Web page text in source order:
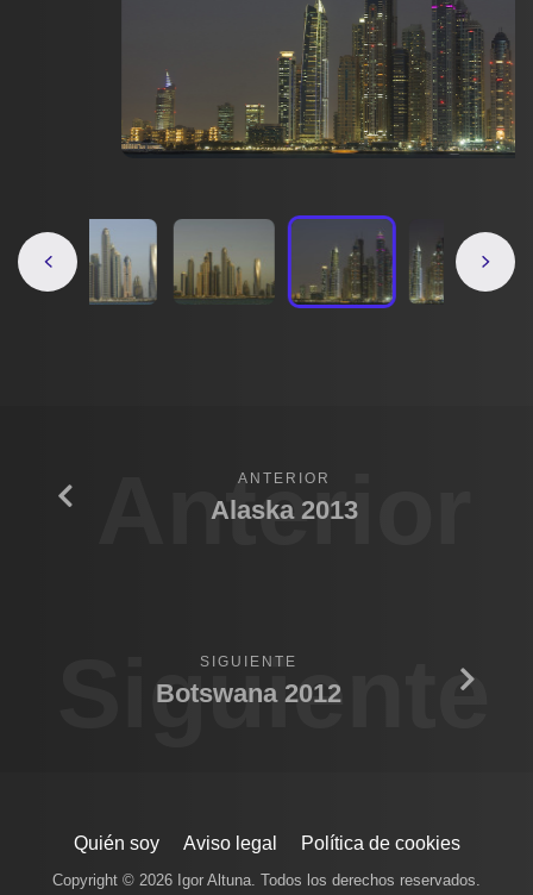
Anterior
ANTERIOR
Alaska 2013
Siguiente
SIGUIENTE
Botswana 2012
Quién soy Aviso legal Política de cookies
Copyright © 2026 Igor Altuna. Todos los derechos reservados.